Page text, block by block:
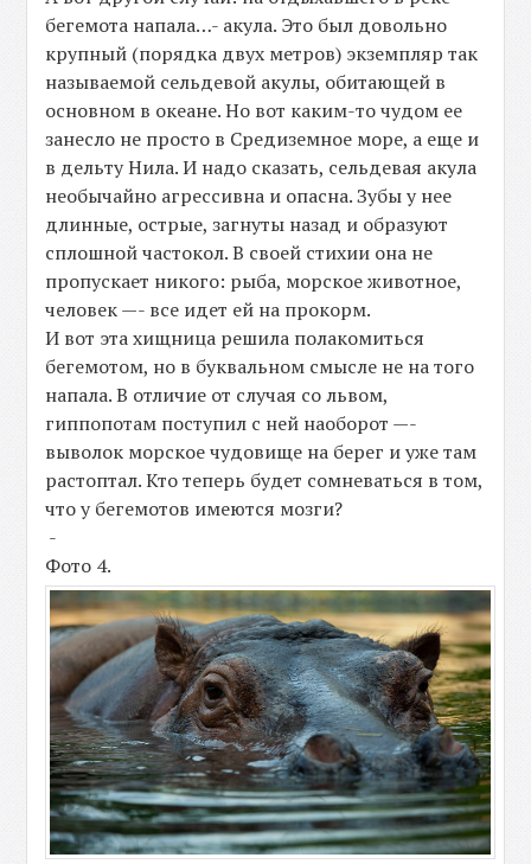
бегемота напала…- акула. Это был довольно
крупный (порядка двух метров) экземпляр так
называемой сельдевой акулы, обитающей в
основном в океане. Но вот каким-то чудом ее
занесло не просто в Средиземное море, а еще и
в дельту Нила. И надо сказать, сельдевая акула
необычайно агрессивна и опасна. Зубы у нее
длинные, острые, загнуты назад и образуют
сплошной частокол. В своей стихии она не
пропускает никого: рыба, морское животное,
человек —- все идет ей на прокорм.
И вот эта хищница решила полакомиться
бегемотом, но в буквальном смысле не на того
напала. В отличие от случая со львом,
гиппопотам поступил с ней наоборот —-
выволок морское чудовище на берег и уже там
растоптал. Кто теперь будет сомневаться в том,
что у бегемотов имеются мозги?
-
Фото 4.